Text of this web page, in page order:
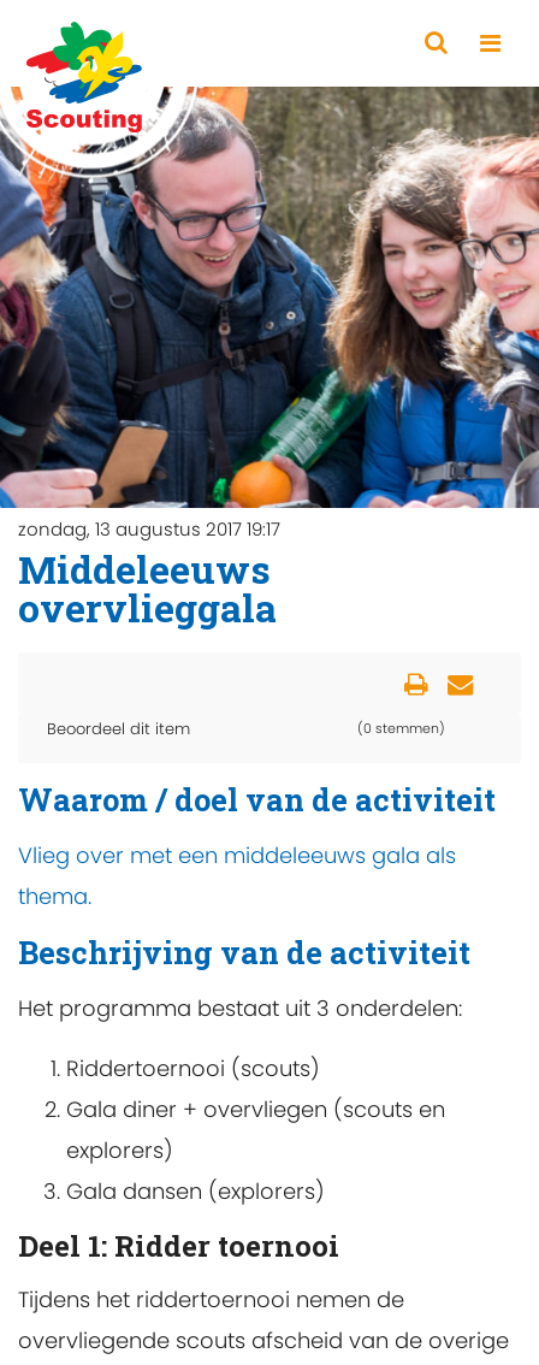
zondag, 13 augustus 2017 19:17
Middeleeuws
overvlieggala
Beoordeel dit item (0 stemmen)
Waarom / doel van de activiteit
Vlieg over met een middeleeuws gala als
thema.
Beschrijving van de activiteit
Het programma bestaat uit 3 onderdelen:
Riddertoernooi (scouts)
Gala diner + overvliegen (scouts en
explorers)
Gala dansen (explorers)
Deel 1: Ridder toernooi
Tijdens het riddertoernooi nemen de
overvliegende scouts afscheid van de overige